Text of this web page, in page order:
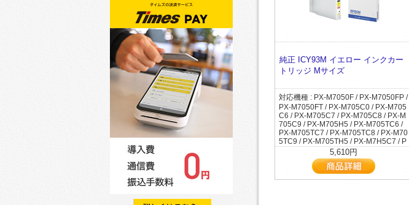
純正 ICY93M イエロー インクカー
トリッジ Mサイズ
対応機種 : PX-M7050F / PX-M7050FP /
PX-M7050FT / PX-M705C0 / PX-M705
C6 / PX-M705C7 / PX-M705C8 / PX-M
705C9 / PX-M705H5 / PX-M705TC6 /
PX-M705TC7 / PX-M705TC8 / PX-M70
5TC9 / PX-M705TH5 / PX-M7H5C7 / P
X-M7H5C8 / PX-M7H5C9 / PX-M7TH5
C7 / PX-M7TH5C8 / PX-M7TH5C9 / PX
-M860F / PX-M86C8 / PX-S7050 / PX-
S7050PS / PX-S705C6 / PX-S705C7 /
5,610円